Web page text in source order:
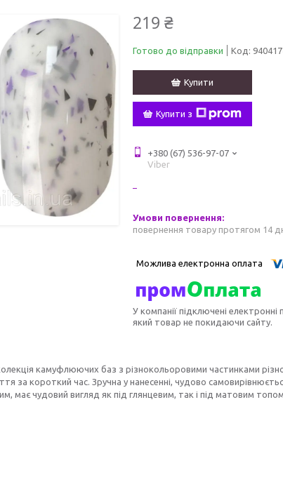
219 ₴
Готово до відправки Код:
Купити
Купити з
+380 (67) 536-97-07
Viber
повернення товару протягом 14
У компанії підключені
який товар не покидаючи сайту.
камуфлюючих баз з різнокольоровими частинками
за короткий час. Зручна у нанесенні, чудово
має чудовий вигляд як під глянцевим, так і під матовим